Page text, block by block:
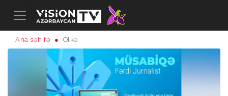
Ana səhifə Ölkə